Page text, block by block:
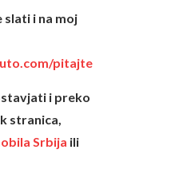
slati i na moj
pitajte
i preko
stranica,
Srbija ili